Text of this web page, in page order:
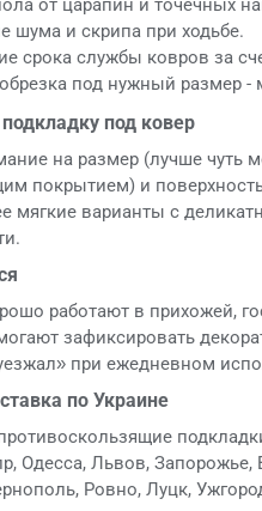
от царапин и точечных
шума и скрипа при ходьбе.
срока службы ковров за
под нужный размер
под ковер
на размер (лучше чуть
покрытием) и
мягкие варианты с
работают в прихожей,
зафиксировать
при ежедневном
по Украине
Одесса, Львов,
Ровно, Луцк,